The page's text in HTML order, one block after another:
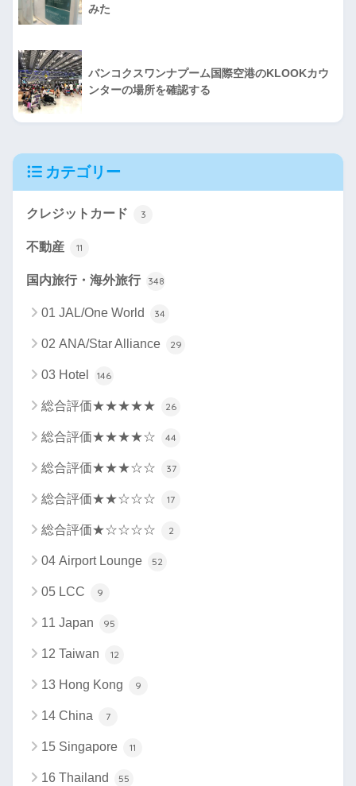
みた
バンコクスワンナプーム国際空港のKLOOKカウ
ンターの場所を確認する
カテゴリー
クレジットカード 3
不動産 11
国内旅行・海外旅行 348
01 JAL/One World 34
02 ANA/Star Alliance 29
03 Hotel 146
総合評価★★★★★ 26
総合評価★★★★☆ 44
総合評価★★★☆☆ 37
総合評価★★☆☆☆ 17
総合評価★☆☆☆☆ 2
04 Airport Lounge 52
05 LCC 9
11 Japan 95
12 Taiwan 12
13 Hong Kong 9
14 China 7
15 Singapore 11
16 Thailand 55